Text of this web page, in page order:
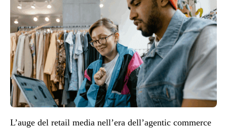
L’auge del retail media nell’era dell’agentic commerce